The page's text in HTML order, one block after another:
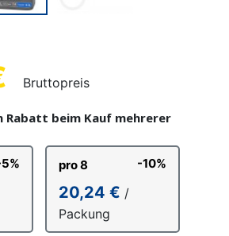
Bruttopreis
Rabatt beim Kauf mehrerer
pro 8 -10%
20,24 € /
Packung